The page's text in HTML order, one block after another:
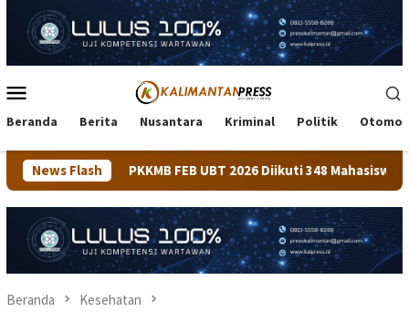
konten
Mobile
Beranda Berita Nusantara Kriminal Politik
News Flash
FEB UBT 2026 Diikuti 348 Mahasiswa, Dirangkaikan dengan
Beranda Kesehatan